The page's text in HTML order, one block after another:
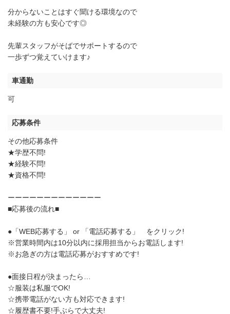
分からないことはすぐ聞ける環境なので
未経験の方も安心です◎
先輩スタッフがそばでサポートするので
一歩ずつ覚えていけます♪
車通勤
可
応募条件
その他応募条件
★学歴不問!
★経験不問!
★資格不問!
ーーーーーーーーーーーーー
■応募後の流れ■
●「WEB応募する」 or 「電話応募する」 をクリック!
※営業時間内は10分以内に採用担当からお電話します!
※お急ぎの方は電話応募がおすすめです!
●面接日程が決まったら…
☆服装は私服でOK!
☆携帯電話がない方も対応できます!
☆履歴書不要!手ぶらで大丈夫!